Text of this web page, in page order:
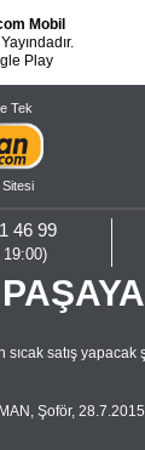
Mobil
Play
Tek
46 99
sıcak satış yapacak
, Şoför, 28.7.2015